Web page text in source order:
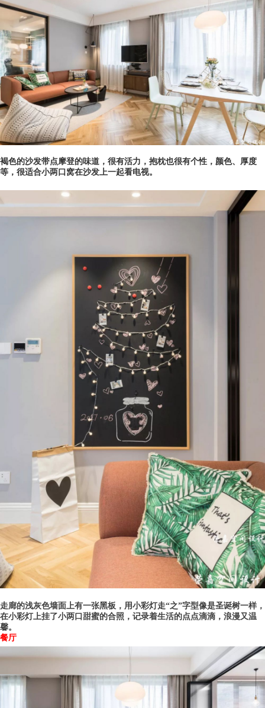
褐色的沙发带点摩登的味道，很有活力，抱枕也很有个性，颜色、厚度
等，很适合小两口窝在沙发上一起看电视。
走廊的浅灰色墙面上有一张黑板，用小彩灯走“之”字型像是圣诞树一样，
在小彩灯上挂了小两口甜蜜的合照，记录着生活的点点滴滴， 浪漫又温
馨。
餐厅